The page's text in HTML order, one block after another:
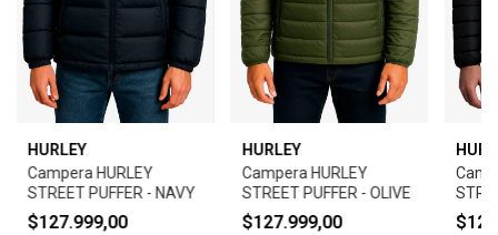
HURLEY
Campera HURLEY
STREET PUFFER - NAVY
$127.999,00
HURLEY
Campera HURLEY
STREET PUFFER - OLIVE
$127.999,00